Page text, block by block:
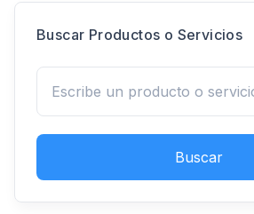
Buscar Productos o Servicios
Buscar